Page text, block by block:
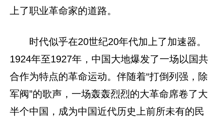
上了职业革命家的道路。
时代似乎在20世纪20年代加上了加速器。
1924年至1927年，中国大地爆发了一场以国共
合作为特点的革命运动。伴随着“打倒列强，除
军阀”的歌声，一场轰轰烈烈的大革命席卷了大
半个中国，成为中国近代历史上前所未有的民